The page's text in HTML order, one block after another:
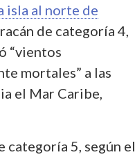
isla al norte de
de categoría 4,
“vientos
mortales” a las
el Mar Caribe,
categoría 5, según el